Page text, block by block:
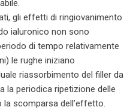
gli effetti di ringiovanimento
ialuronico non sono
di tempo relativamente
le rughe iniziano
riassorbimento del filler da
la periodica ripetizione delle
scomparsa dell’effetto.